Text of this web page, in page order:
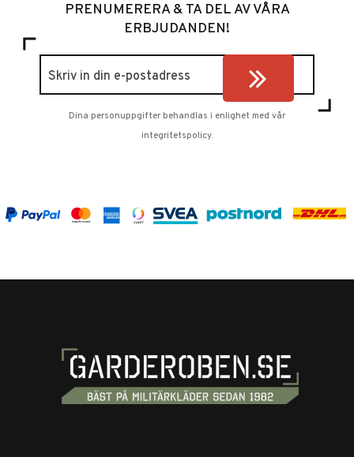
PRENUMERERA & TA DEL AV VÅRA
ERBJUDANDEN!
Dina personuppgifter behandlas i enlighet med vår
integritetspolicy.